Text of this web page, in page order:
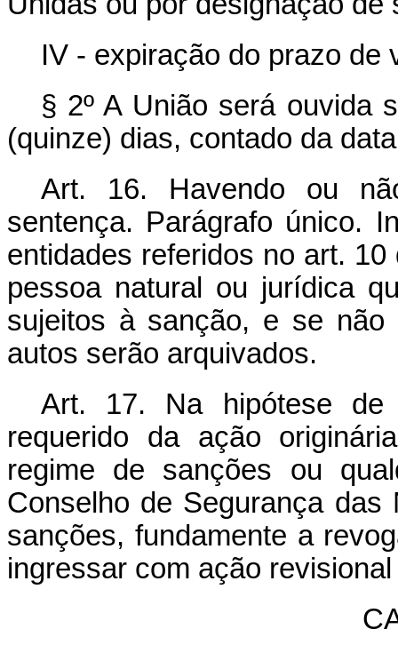
IV - expiração do prazo de
§ 2º A União será ouvida
(quinze) dias, contado da
Art. 16. Havendo ou
sentença. Parágrafo único.
entidades referidos no art.
pessoa natural ou jurídica
sujeitos à sanção, e se não
autos serão arquivados.
Art. 17. Na hipótese de
requerido da ação
regime de sanções ou
Conselho de Segurança
sanções, fundamente a
ingressar com ação